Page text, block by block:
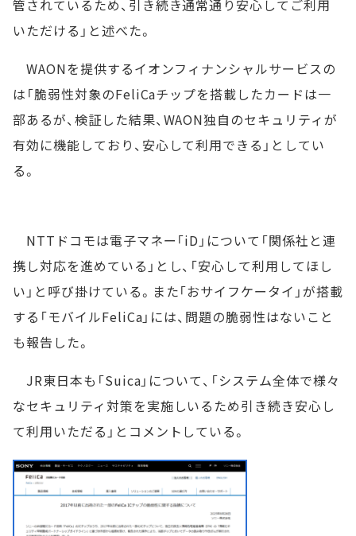
管されているため、引き続き通常通り安心してご利用
いただける」と述べた。
WAONを提供するイオンフィナンシャルサービスの
は「脆弱性対象のFeliCaチップを搭載したカードは一
部あるが、検証した結果、WAON独自のセキュリティが
有効に機能しており、安心して利用できる」としてい
る。
NTTドコモは電子マネー「iD」について「関係社と連
携し対応を進めている」とし、「安心して利用してほし
い」と呼び掛けている。また「おサイフケータイ」が搭載
する「モバイルFeliCa」には、問題の脆弱性はないこと
も報告した。
JR東日本も「Suica」について、「システム全体で様々
なセキュリティ対策を実施しいるため引き続き安心し
て利用いただる」とコメントしている。